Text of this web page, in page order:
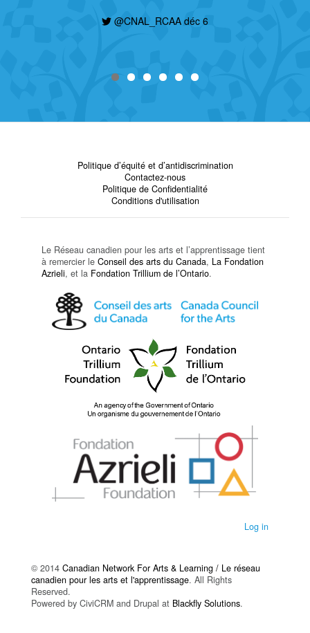
@CNAL_RCAA déc 6
Politique d’équité et d’antidiscrimination
Contactez-nous
Politique de Confidentialité
Conditions d'utilisation
Le Réseau canadien pour les arts et l’apprentissage tient
à remercier le Conseil des arts du Canada, La Fondation
Azrieli, et la Fondation Trillium de l’Ontario.
Log in
© 2014 Canadian Network For Arts & Learning / Le réseau
canadien pour les arts et l'apprentissage. All Rights
Reserved.
Powered by CiviCRM and Drupal at Blackfly Solutions.